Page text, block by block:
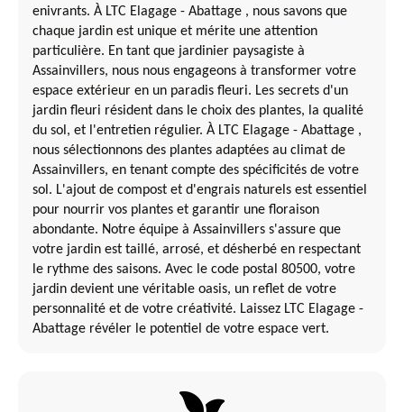
enivrants. À LTC Elagage - Abattage , nous savons que
chaque jardin est unique et mérite une attention
particulière. En tant que jardinier paysagiste à
Assainvillers, nous nous engageons à transformer votre
espace extérieur en un paradis fleuri. Les secrets d'un
jardin fleuri résident dans le choix des plantes, la qualité
du sol, et l'entretien régulier. À LTC Elagage - Abattage ,
nous sélectionnons des plantes adaptées au climat de
Assainvillers, en tenant compte des spécificités de votre
sol. L'ajout de compost et d'engrais naturels est essentiel
pour nourrir vos plantes et garantir une floraison
abondante. Notre équipe à Assainvillers s'assure que
votre jardin est taillé, arrosé, et désherbé en respectant
le rythme des saisons. Avec le code postal 80500, votre
jardin devient une véritable oasis, un reflet de votre
personnalité et de votre créativité. Laissez LTC Elagage -
Abattage révéler le potentiel de votre espace vert.